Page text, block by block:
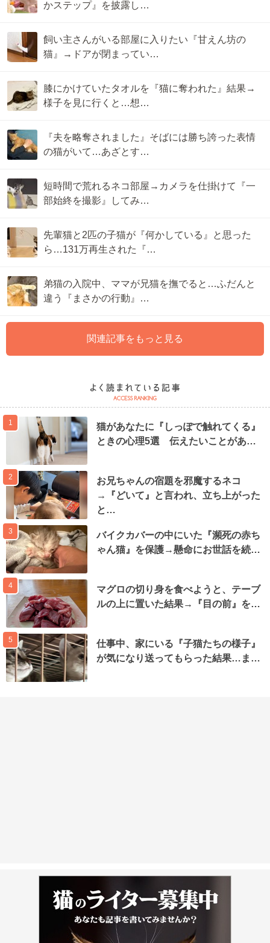
かステップ』を披露し…
飼い主さんがいる部屋に入りたい『甘えん坊の
猫』→ドアが閉まってい…
膝にかけていたタオルを『猫に奪われた』結果→
様子を見に行くと…想…
『夫を略奪されました』そばには勝ち誇った表情
の猫がいて…あざとす…
短時間で荒れるネコ部屋→カメラを仕掛けて『一
部始終を撮影』してみ…
先輩猫と2匹の子猫が『何かしている』と思った
ら…131万再生された『…
弟猫の入院中、ママが兄猫を撫でると…ふだんと
違う『まさかの行動』…
関連記事をもっと見る
1
猫があなたに『しっぽで触れてくる』
ときの心理5選 伝えたいことがあ…
2
お兄ちゃんの宿題を邪魔するネコ
→『どいて』と言われ、立ち上がった
と…
3
バイクカバーの中にいた『瀕死の赤ち
ゃん猫』を保護→懸命にお世話を続…
4
マグロの切り身を食べようと、テーブ
ルの上に置いた結果→『目の前』を…
5
仕事中、家にいる『子猫たちの様子』
が気になり送ってもらった結果…ま…